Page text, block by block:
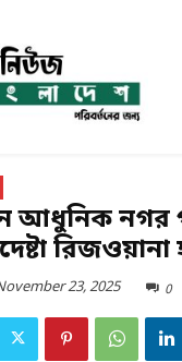
আধুনিক নগর
রিজওয়ানা
23, 2025 0